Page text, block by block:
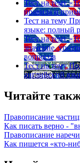
Тест на тему
правила и
Тест на тему
языке: полный
Тест на тему
значение,
вопросов
Тест на тему
английский
Читайте
Правописание
Как писать верно -
Правописание
Как пишется «кто-